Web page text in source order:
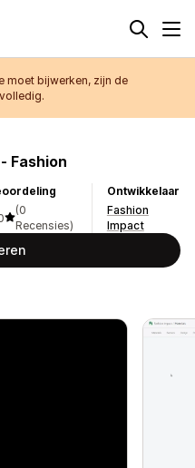
moet bijwerken, zijn de
Fashion
(0
Recensies)
Ontwikkelaar
Fashion
Impact